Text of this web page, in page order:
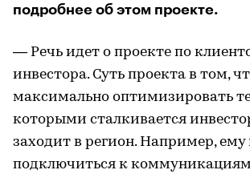
подробнее об этом проекте.
— Речь идет о проекте по
инвестора. Суть проекта в том,
максимально оптимизировать
которыми сталкивается
заходит в регион. Например,
подключиться к